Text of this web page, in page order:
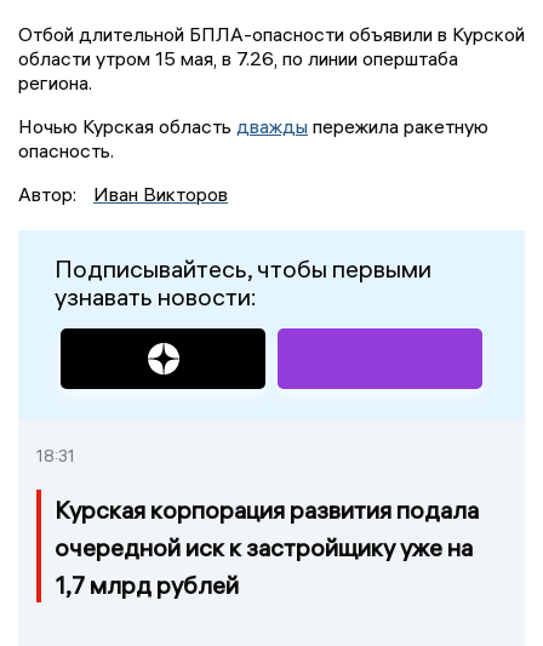
Отбой длительной БПЛА-опасности объявили в Курской
области утром 15 мая, в 7.26, по линии оперштаба
региона.
Ночью Курская область дважды пережила ракетную
опасность.
Автор:
Иван Викторов
Подписывайтесь, чтобы первыми
узнавать новости:
18:31
Курская корпорация развития подала
очередной иск к застройщику уже на
1,7 млрд рублей